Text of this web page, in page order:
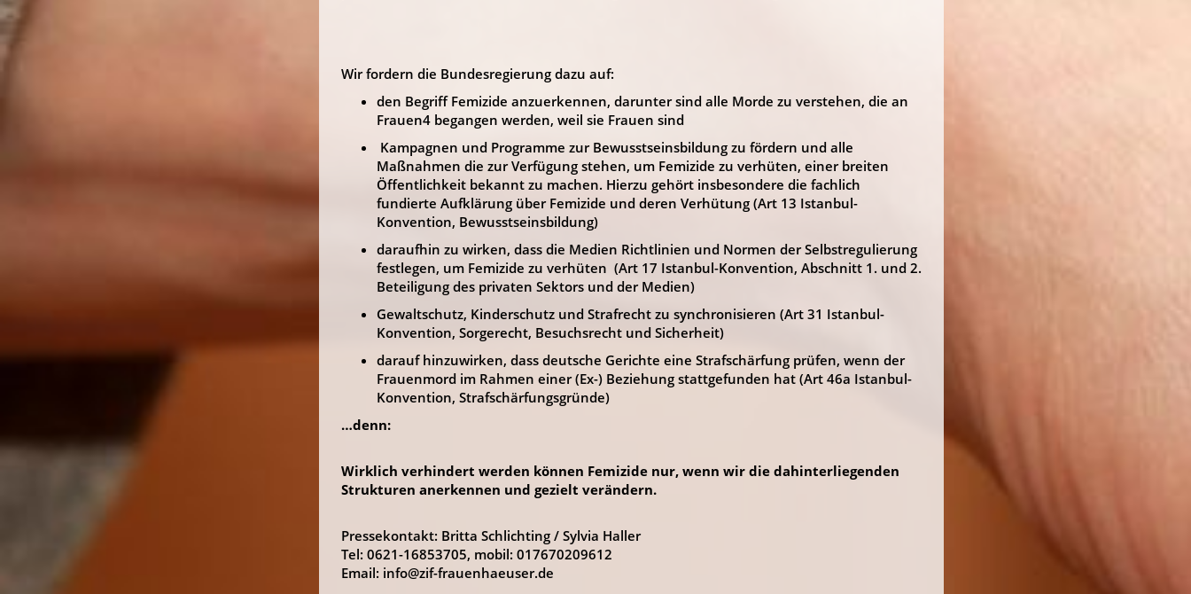
Wir fordern die Bundesregierung dazu auf:
den Begriff Femizide anzuerkennen, darunter sind alle Morde zu verstehen, die an
Frauen4 begangen werden, weil sie Frauen sind
Kampagnen und Programme zur Bewusstseinsbildung zu fördern und alle
Maßnahmen die zur Verfügung stehen, um Femizide zu verhüten, einer breiten
Öffentlichkeit bekannt zu machen. Hierzu gehört insbesondere die fachlich
fundierte Aufklärung über Femizide und deren Verhütung (Art 13 Istanbul-
Konvention, Bewusstseinsbildung)
daraufhin zu wirken, dass die Medien Richtlinien und Normen der Selbstregulierung
festlegen, um Femizide zu verhüten (Art 17 Istanbul-Konvention, Abschnitt 1. und 2.
Beteiligung des privaten Sektors und der Medien)
Gewaltschutz, Kinderschutz und Strafrecht zu synchronisieren (Art 31 Istanbul-
Konvention, Sorgerecht, Besuchsrecht und Sicherheit)
darauf hinzuwirken, dass deutsche Gerichte eine Strafschärfung prüfen, wenn der
Frauenmord im Rahmen einer (Ex-) Beziehung stattgefunden hat (Art 46a Istanbul-
Konvention, Strafschärfungsgründe)
…denn:
Wirklich verhindert werden können Femizide nur, wenn wir die dahinterliegenden
Strukturen anerkennen und gezielt verändern.
Pressekontakt: Britta Schlichting / Sylvia Haller
Tel: 0621-16853705, mobil: 017670209612
Email: info@zif-frauenhaeuser.de